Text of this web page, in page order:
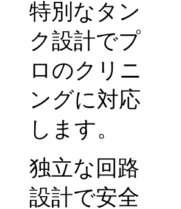
特別なタン
ク設計でプ
ロのクリニ
ングに対応
します。
独立な回路
設計で安全